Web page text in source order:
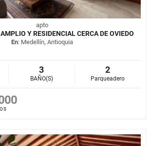
apto
Y RESIDENCIAL CERCA DE OVIEDO
En: Medellín, Antioquia
3
BAÑO(S)
2
Parqueadero